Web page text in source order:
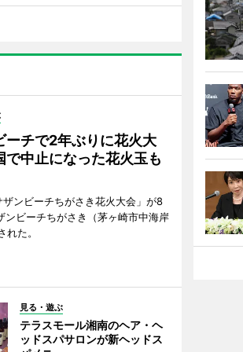
ーチで2年ぶりに花火大
中止になった花火玉も
ザンビーチちがさき花火大会」が8
ンビーチちがさき（茅ヶ崎市中海岸
れた。
見る・遊ぶ
テラスモール湘南のヘア・ヘ
ッドスパサロンが新ヘッドス